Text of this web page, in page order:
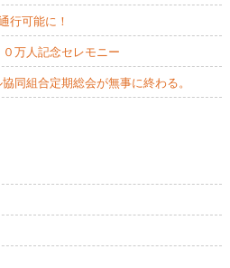
行可能に！
万人記念セレモニー
同組合定期総会が無事に終わる。